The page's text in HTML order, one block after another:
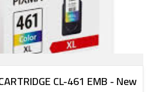
CL-461 EMB - New